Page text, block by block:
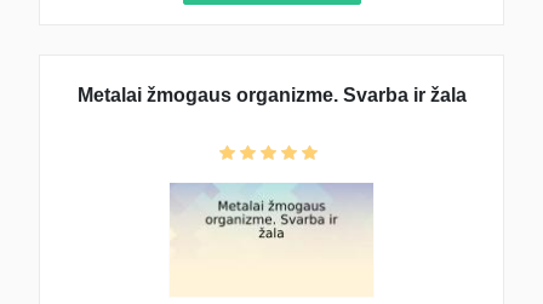
Metalai žmogaus organizme. Svarba ir žala